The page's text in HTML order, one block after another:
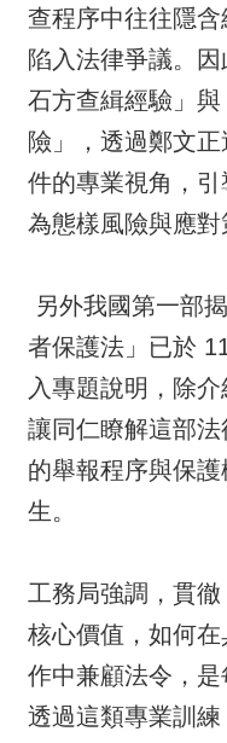
查程序中往往隱
陷入法律爭議。
石方查緝經驗」
險」，透過鄭文
件的專業視角，
為態樣風險與應對
另外我國第一部
者保護法」已於
入專題說明，除
讓同仁瞭解這部
的舉報程序與保
生。
工務局強調，貫
核心價值，如何
作中兼顧法令，是
透過這類專業訓